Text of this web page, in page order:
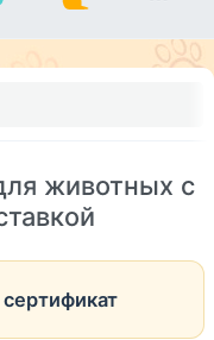
животных с